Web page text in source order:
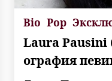
Bio Pop
Laura
ография